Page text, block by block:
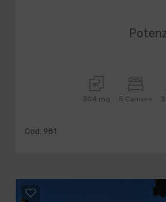
304 mq 5 Camere
Cod. 981